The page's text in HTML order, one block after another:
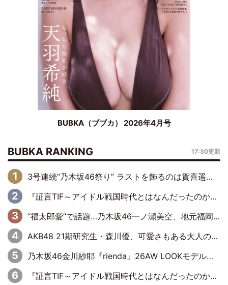
BUBKA（ブブカ） 2026年4月号
BUBKA RANKING 17:30更新
3号連続“乃木坂46祭り” ラストを飾るのは賀喜遥香…5年ぶりの登場に「5年分大人になった私を見ていただけたら」
『証言TIF～アイドル戦国時代とはなんだったのか～』第6回：でんぱ組.inc・古川未鈴×相沢梨紗「『ハロプロやりたかったな』って言ったら、夢眠ねむさんに『てめえはでんぱ組．incなんだよ！』って肩パンされて(笑)」
“福太郎愛”で話題…乃木坂46一ノ瀬美空、地元福岡『めんべい25周年トップサポーター』に就任
AKB48 21期研究生・森川優、可愛さもある大人の女性に
乃木坂46金川紗耶『rienda』26AW LOOKモデルに就任
『証言TIF～アイドル戦国時代とはなんだったのか～』第11回：私立恵比寿中学・真山りか×安本彩花「TIFで10年ぶりのキョンシーメイクをしたら、場を完全に引かせてしまって。時代が変わったんだなって」